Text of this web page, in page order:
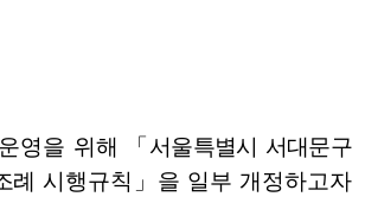
영을 위해 「 서울특별시 서대문구
례 시행규칙 」 을 일부 개정하고자